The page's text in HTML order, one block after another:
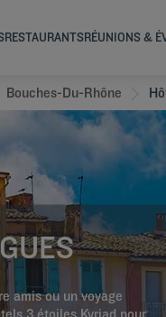
RESTAURANTSRÉUNIONS &
Bouches-Du-Rhône
amis ou un voyage
3 étoiles Kyriad pour